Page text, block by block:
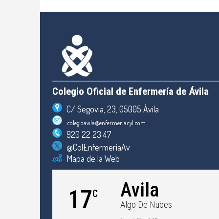
Colegio Oficial de Enfermería de Ávila
C/ Segovia, 23, 05005 Ávila
colegioavila@enfermeriacyl.com
920 22 23 47
@ColEnfermeriaAv
Mapa de la Web
17C Avila
Algo De Nubes